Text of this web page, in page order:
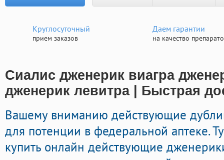
Круглосуточный
прием заказов
Даем гарантии
на качество
Сиалис дженерик виагра
дженерик левитра | Быстрая
Вашему вниманию действующие
для потенции в федеральной аптеке.
купить онлайн действующие